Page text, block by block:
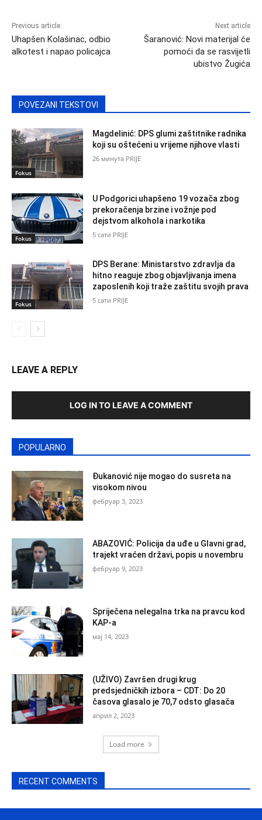
Previous article
Uhapšen Kolašinac, odbio
alkotest i napao policajca
Next article
Šaranović: Novi materijal će
pomoći da se rasvijetli
ubistvo Žugića
POVEZANI TEKSTOVI
Fokus
Magdelinić: DPS glumi zaštitnike radnika
koji su oštećeni u vrijeme njihove vlasti
26 минута PRIJE
Fokus
U Podgorici uhapšeno 19 vozača zbog
prekoračenja brzine i vožnje pod
dejstvom alkohola i narkotika
5 сати PRIJE
Fokus
DPS Berane: Ministarstvo zdravlja da
hitno reaguje zbog objavljivanja imena
zaposlenih koji traže zaštitu svojih prava
5 сати PRIJE
LEAVE A REPLY
LOG IN TO LEAVE A COMMENT
POPULARNO
Đukanović nije mogao do susreta na
visokom nivou
фебруар 3, 2023
ABAZOVIĆ: Policija da uđe u Glavni grad,
trajekt vraćen državi, popis u novembru
фебруар 9, 2023
Spriječena nelegalna trka na pravcu kod
KAP-a
мај 14, 2023
(UŽIVO) Završen drugi krug
predsjedničkih izbora – CDT: Do 20
časova glasalo je 70,7 odsto glasača
април 2, 2023
Load more
RECENT COMMENTS